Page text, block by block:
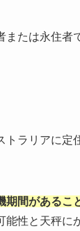
または永住者
ラリアに定
期間があるこ
性と天秤に